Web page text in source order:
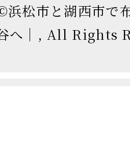
松市と湖西市で
へ｜, All Rights